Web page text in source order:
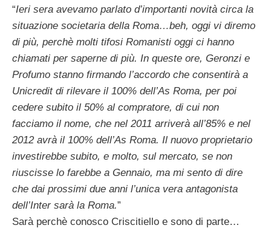
“Ieri sera avevamo parlato d’importanti novità circa la
situazione societaria della Roma…beh, oggi vi diremo
di più, perchè molti tifosi Romanisti oggi ci hanno
chiamati per saperne di più. In queste ore, Geronzi e
Profumo stanno firmando l’accordo che consentirà a
Unicredit di rilevare il 100% dell’As Roma, per poi
cedere subito il 50% al compratore, di cui non
facciamo il nome, che nel 2011 arriverà all’85% e nel
2012 avrà il 100% dell’As Roma. Il nuovo proprietario
investirebbe subito, e molto, sul mercato, se non
riuscisse lo farebbe a Gennaio, ma mi sento di dire
che dai prossimi due anni l’unica vera antagonista
dell’Inter sarà la Roma.”
Sarà perchè conosco Criscitiello e sono di parte…